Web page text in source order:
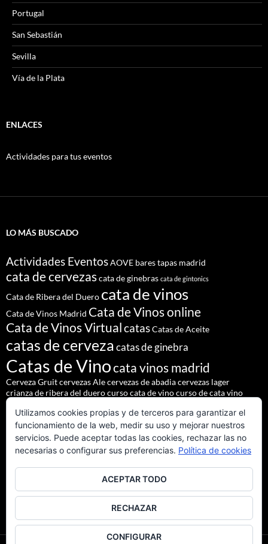
Portugal
San Sebastián
Sevilla
Vía de la Plata
ENLACES
Actividades para tus eventos
LO MÁS BUSCADO
Actividades EventosAOVE bares tapas madrid
cata de cervezascata de ginebras cata de gintonics
Cata de Ribera del Duero cata de vinos
Cata de Vinos Madrid Cata de Vinos online
Cata de Vinos VirtualcatasCatas de Aceite
catas de cervezacatas de ginebra
Catas de Vinocata vinos madrid
Cerveza Gruitcervezas Alecervezas de abadiacervezas lager
crianza de ribera del duerocurso cata de vinocurso de cata vino
Denominación de Origen Ribera del Duero
eventos de autoreventos madrid Godello lúpulo
martueMESÓN DEL CID Nacho Terolpilsner urquell
restaurante madridrestaurantes alrededores madrid
restaurantes madrid saaz salir madrid staropramen
tapear en Madridteam building
Vinos de Ribera del DueroVinos Tintos Andaluces
Utilizamos cookies propias y de terceros para garantizar el
funcionamiento de la web, medir su uso y mejorar nuestros
servicios. Puede aceptar todas las cookies, rechazar las no
necesarias o configurar sus preferencias. Política de cookies
ACEPTAR TODO
RECHAZAR
CONFIGURAR